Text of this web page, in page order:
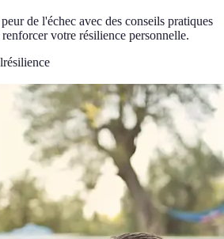
de l'échec avec des conseils pratiques
votre résilience personnelle.
résilience